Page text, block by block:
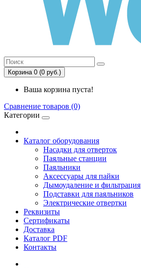
Корзина 0 (0 руб.)
Ваша корзина пуста!
Сравнение товаров (0)
Категории
Каталог оборудования
Насадки для отверток
Паяльные станции
Паяльники
Аксессуары для пайки
Дымоудаление и фильтрация
Подставки для паяльников
Электрические отвертки
Реквизиты
Сертификаты
Доставка
Каталог PDF
Контакты